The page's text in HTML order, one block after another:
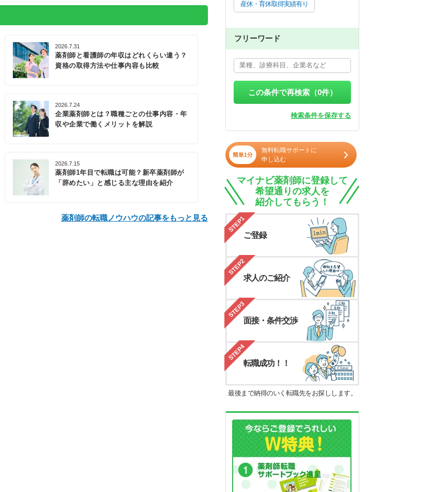
2026.7.31
薬剤師と看護師の年収はどれくらい違う？
資格の取得方法や仕事内容も比較
2026.7.24
企業薬剤師とは？職種ごとの仕事内容・年
収や企業で働くメリットを解説
2026.7.15
薬剤師1年目で転職は可能？新卒薬剤師が
「辞めたい」と感じる主な理由を紹介
薬剤師の転職ノウハウの記事をもっと見る
産休・育休取得実績有り
フリーワード
この条件で再検索（0件）
検索条件を保存する
簡単1分
無料転職サポートに
申し込む
マイナビ薬剤師に登録して
希望通りの求人を
紹介してもらう！
STEP1
ご登録
STEP2
求人のご紹介
STEP3
面接・条件交渉
STEP4
転職成功！！
最後まで納得のいく転職先をお探しします。